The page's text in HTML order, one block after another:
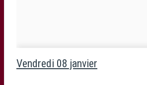
Vendredi 08 janvier